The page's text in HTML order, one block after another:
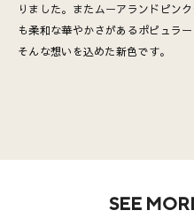
りました。またムーアランドピン
も柔和な華やかさがあるポピュラ
そんな想いを込めた新色です。
SEE